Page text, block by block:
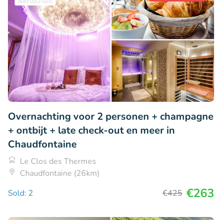
Overnachting voor 2 personen + champagne
+ ontbijt + late check-out en meer in
Chaudfontaine
Le Clos des Thermes
Chaudfontaine (26km)
Sold: 2
€425 €263